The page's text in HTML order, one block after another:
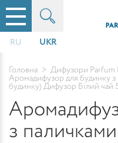
RU UKR
Головна > Дифузори Parfum
Аромадифузор для будинку з
будинку) Дифузор Білий чай
з